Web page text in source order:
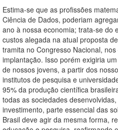
Estima-se que as profissões
Ciência de Dados, poderiam
ano à nossa economia; trata-se do
custos alegada na atual proposta
tramita no Congresso Nacional,
implantação. Isso porém exigiria
de nossos jovens, a partir dos
institutos de pesquisa e
95% da produção científica
todas as sociedades
investimento, parte essencial das
Brasil deve agir da mesma forma,